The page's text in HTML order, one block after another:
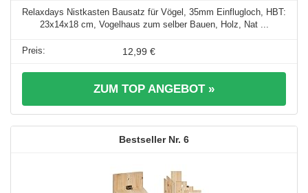
Relaxdays Nistkasten Bausatz für Vögel, 35mm Einflugloch, HBT:
23x14x18 cm, Vogelhaus zum selber Bauen, Holz, Nat ...
12,99 €
ZUM TOP ANGEBOT »
6